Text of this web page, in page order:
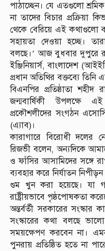
পাঠাচ্ছেন। যে এতগুলো
না তাদের বিচার প্রক্রিয়া
থেকে বেরিয়ে এই কথাগুলো
সহায়তা দেওয়া হচ্ছে।
বলছে।’ আজ বুধবার দুপুরে
ইঞ্জিনিয়ার্স, বাংলাদেশ
প্রধান অতিথির বক্তব্যে
বিএনপির প্রতিষ্ঠাতা শহীদ
জন্মবার্ষিকী
প্রকৌশলীদের সংগঠন
(এ্যাব)।
কারাগারে বিরোধী দলের
রিজভী বলেন, অন্যদিকে
ও ফাঁসির আসামিদের সঙ্গে
ব্যবহার করে নির্যাতন
গুম খুন করা হয়েছে। যা
রাষ্ট্রীয়ভাবে পৃষ্ঠপোষকতা
অন্তর্বর্তী সরকারের সংস্কার
সংস্কারের কথা বলছে
সময়ক্ষেপণ করবেন না।
পুনরায় প্রতিষ্ঠিত হতে না